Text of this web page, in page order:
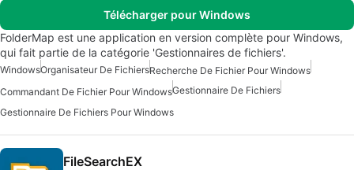
Télécharger pour Windows
FolderMap est une application en version complète pour Windows,
qui fait partie de la catégorie 'Gestionnaires de fichiers'.
WindowsOrganisateur De FichiersRecherche De Fichier Pour Windows
Commandant De Fichier Pour WindowsGestionnaire De Fichiers
Gestionnaire De Fichiers Pour Windows
FileSearchEX